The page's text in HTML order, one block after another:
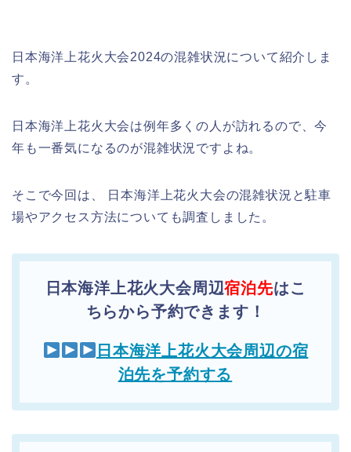
日本海洋上花火大会2024の混雑状況について紹介しま
す。
日本海洋上花火大会は例年多くの人が訪れるので、今
年も一番気になるのが混雑状況ですよね。
そこで今回は、 日本海洋上花火大会の混雑状況と駐車
場やアクセス方法についても調査しました。
日本海洋上花火大会周辺宿泊先はこ
ちらから予約できます！
日本海洋上花火大会周辺の宿
泊先を予約する